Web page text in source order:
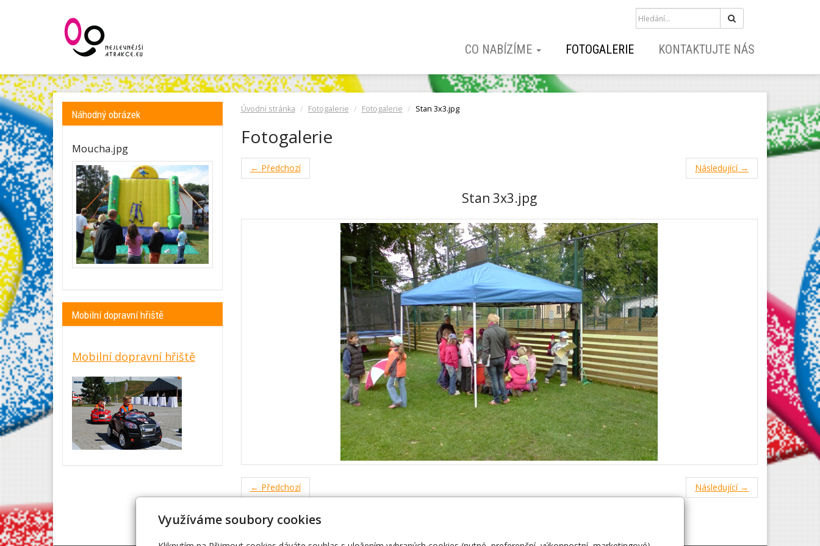
CO NABÍZÍME FOTOGALERIE KONTAKTUJTE NÁS
Úvodní stránka Fotogalerie Fotogalerie Stan 3x3.jpg
Fotogalerie
← Předchozí Následující →
Stan 3x3.jpg
← Předchozí Následující →
Náhodný obrázek
Moucha.jpg
Mobilní dopravní hřiště
Mobilní dopravní hřiště
Využíváme soubory cookies